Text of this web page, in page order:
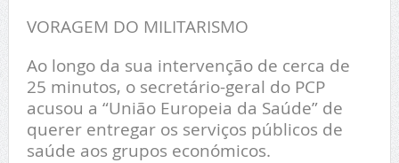
VORAGEM DO MILITARISMO
Ao longo da sua intervenção de cerca de
25 minutos, o secretário-geral do PCP
acusou a “União Europeia da Saúde” de
querer entregar os serviços públicos de
saúde aos grupos económicos.